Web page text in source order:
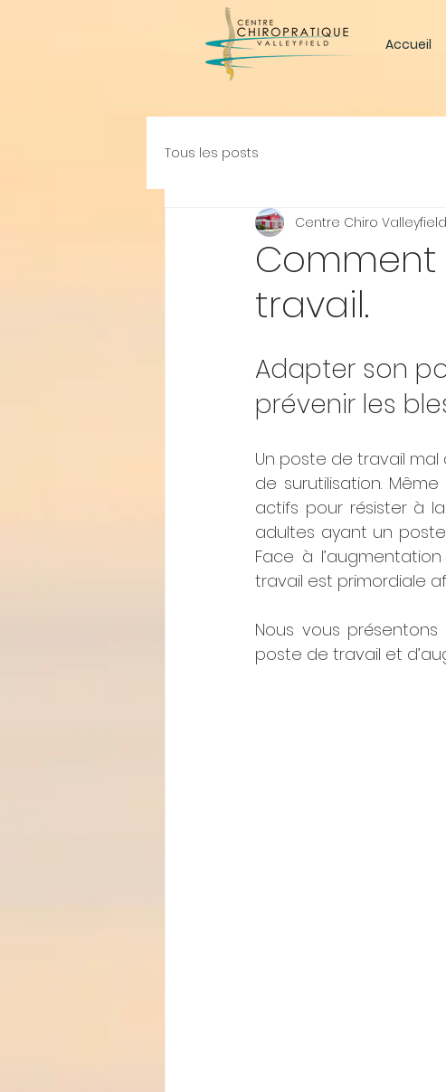
Accueil
Tous les posts
Comment
travail.
Centre Chiro Valleyfield
Adapter son
prévenir les
Un poste de travail
de surutilisation.
actifs pour résister à la
adultes ayant un
Face à
travail est primordiale
Nous vous
poste de travail et